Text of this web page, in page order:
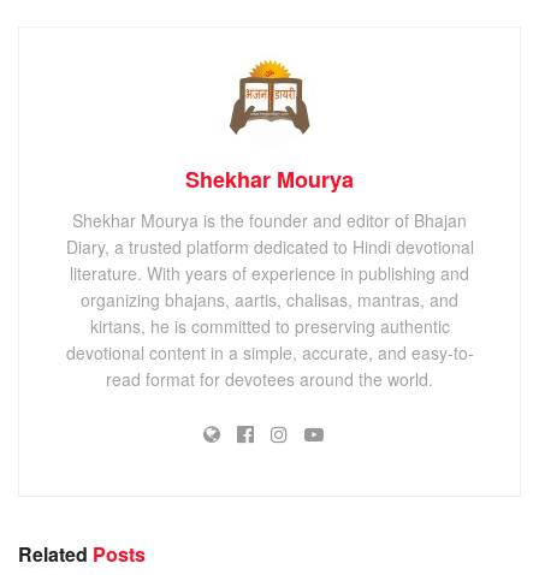
Shekhar Mourya
Shekhar Mourya is the founder and editor of Bhajan
Diary, a trusted platform dedicated to Hindi devotional
literature. With years of experience in publishing and
organizing bhajans, aartis, chalisas, mantras, and
kirtans, he is committed to preserving authentic
devotional content in a simple, accurate, and easy-to-
read format for devotees around the world.
Related Posts